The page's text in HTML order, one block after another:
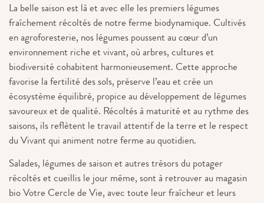
La belle saison est là et avec elle les premiers légumes
fraîchement récoltés de notre ferme biodynamique. Cultivés
en agroforesterie, nos légumes poussent au cœur d’un
environnement riche et vivant, où arbres, cultures et
biodiversité cohabitent harmonieusement. Cette approche
favorise la fertilité des sols, préserve l’eau et crée un
écosystème équilibré, propice au développement de légumes
savoureux et de qualité. Récoltés à maturité et au rythme des
saisons, ils reflètent le travail attentif de la terre et le respect
du Vivant qui animent notre ferme au quotidien.
Salades, légumes de saison et autres trésors du potager
récoltés et cueillis le jour même, sont à retrouver au magasin
bio Votre Cercle de Vie, avec toute leur fraîcheur et leurs